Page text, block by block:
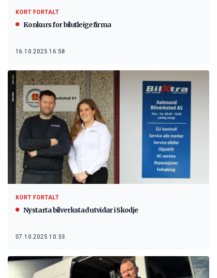
KORT FORTALT
Konkurs for bilutleigefirma
16.10.2025 16:58
KORT FORTALT
Nystarta bilverkstad utvidar i Skodje
07.10.2025 10:33